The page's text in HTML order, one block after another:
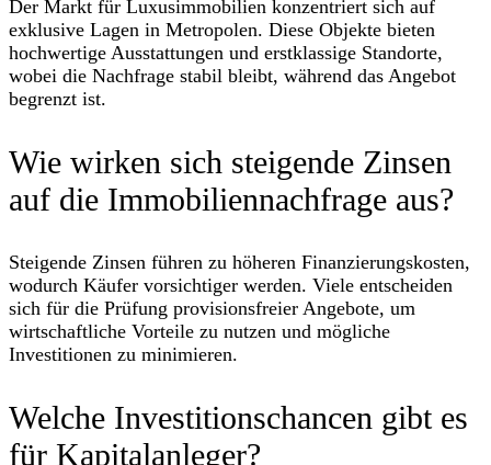
Der Markt für Luxusimmobilien konzentriert sich auf
exklusive Lagen in Metropolen. Diese Objekte bieten
hochwertige Ausstattungen und erstklassige Standorte,
wobei die Nachfrage stabil bleibt, während das Angebot
begrenzt ist.
Wie wirken sich steigende Zinsen
auf die Immobiliennachfrage aus?
Steigende Zinsen führen zu höheren Finanzierungskosten,
wodurch Käufer vorsichtiger werden. Viele entscheiden
sich für die Prüfung provisionsfreier Angebote, um
wirtschaftliche Vorteile zu nutzen und mögliche
Investitionen zu minimieren.
Welche Investitionschancen gibt es
für Kapitalanleger?